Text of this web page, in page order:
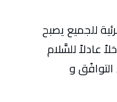
للجميع يصبح
عادلاً للسَّلام
و